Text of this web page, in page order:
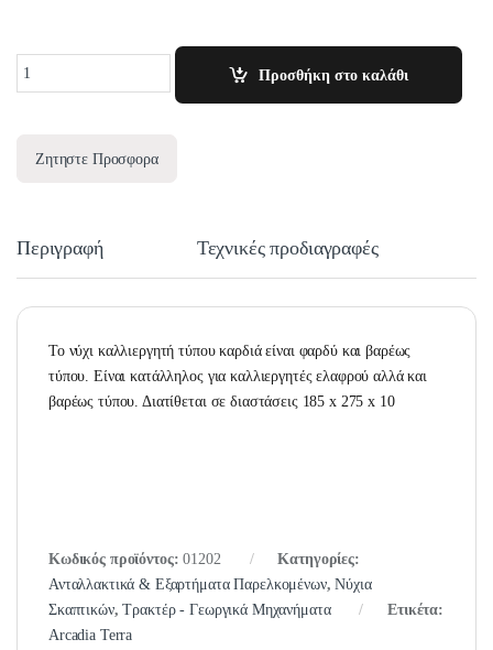
Προσθήκη στο καλάθι
Ζητηστε Προσφορα
Περιγραφή Τεχνικές προδιαγραφές
Το νύχι καλλιεργητή τύπου καρδιά είναι φαρδύ και βαρέως
τύπου. Είναι κατάλληλος για καλλιεργητές ελαφρού αλλά και
βαρέως τύπου. Διατίθεται σε διαστάσεις 185 x 275 x 10
Κωδικός προϊόντος:01202
Κατηγορίες:
Ανταλλακτικά & Εξαρτήματα Παρελκομένων,Νύχια
Σκαπτικών,Τρακτέρ - Γεωργικά Μηχανήματα
Ετικέτα:
Arcadia Terra